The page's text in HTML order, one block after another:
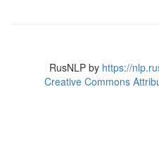
RusNLP by https://
Creative Commons